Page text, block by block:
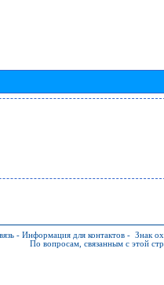
- Информация для контактов - Знак
По вопросам, связанным с этой